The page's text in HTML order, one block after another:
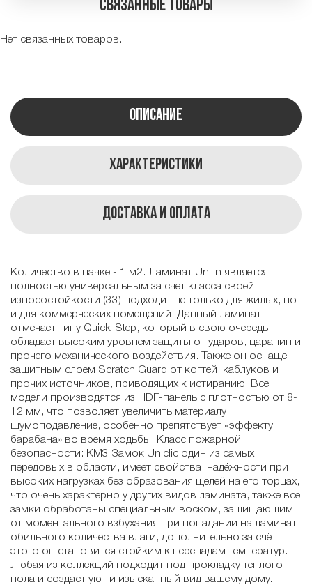
Связанные товары
Нет связанных товаров.
Описание
Характеристики
Доставка и оплата
Количество в пачке - 1 м2. Ламинат Unilin является
полностью универсальным за счет класса своей
износостойкости (33) подходит не только для жилых, но
и для коммерческих помещений. Данный ламинат
отмечает типу Quick-Step, который в свою очередь
обладает высоким уровнем защиты от ударов, царапин и
прочего механического воздействия. Также он оснащен
защитным слоем Scratch Guard от когтей, каблуков и
прочих источников, приводящих к истиранию. Все
модели производятся из HDF-панель с плотностью от 8-
12 мм, что позволяет увеличить материалу
шумоподавление, особенно препятствует «эффекту
барабана» во время ходьбы. Класс пожарной
безопасности: КМ3 Замок Uniclic один из самых
передовых в области, имеет свойства: надёжности при
высоких нагрузках без образования щелей на его торцах,
что очень характерно у других видов ламината, также все
замки обработаны специальным воском, защищающим
от моментального взбухания при попадании на ламинат
обильного количества влаги, дополнительно за счёт
этого он становится стойким к перепадам температур.
Любая из коллекций подходит под прокладку теплого
пола и создаст уют и изысканный вид вашему дому.